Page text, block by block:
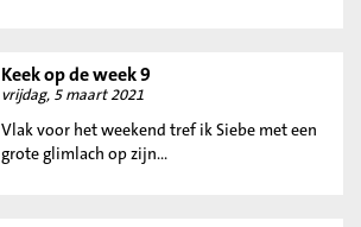
Keek op de week 9
vrijdag, 5 maart 2021
Vlak voor het weekend tref ik Siebe met een
grote glimlach op zijn...